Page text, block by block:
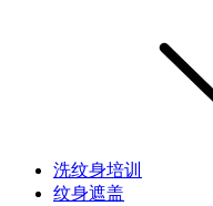
洗纹身培训
纹身遮盖